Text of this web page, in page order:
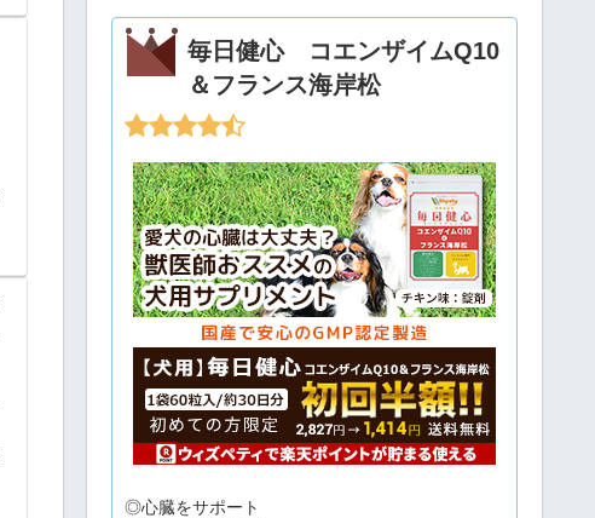
毎日健心 コエンザイムQ10
＆フランス海岸松
◎心臓をサポート